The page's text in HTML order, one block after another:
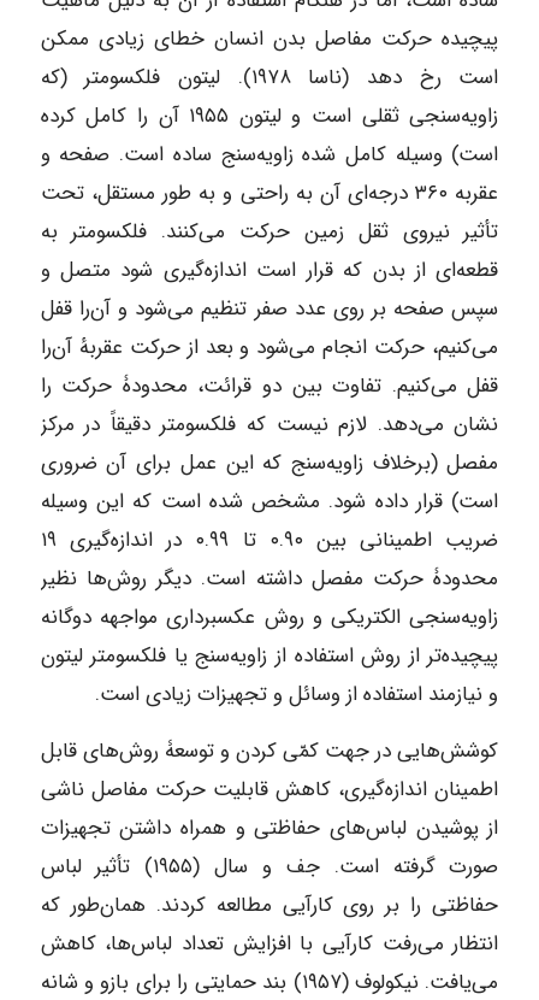
پیچیده حرکت مفاصل بدن انسان خطای زیادی ممکن
است رخ دهد (ناسا ۱۹۷۸). لیتون فلکسومتر (که
زاویه‌سنجی ثقلی است و لیتون ۱۹۵۵ آن را کامل کرده
است) وسیله کامل شده زاویه‌سنج ساده است. صفحه و
عقربه ۳۶۰ درجه‌ای آن به راحتی و به طور مستقل، تحت
تأثیر نیروی ثقل زمین حرکت می‌کنند. فلکسومتر به
قطعه‌ای از بدن که قرار است اندازه‌گیری شود متصل و
سپس صفحه بر روی عدد صفر تنظیم می‌شود و آن‌را قفل
می‌کنیم، حرکت انجام می‌شود و بعد از حرکت عقربهٔ آن‌را
قفل می‌کنیم. تفاوت بین دو قرائت، محدودۀ حرکت را
نشان می‌دهد. لازم نیست که فلکسومتر دقیقاً در مرکز
مفصل (برخلاف زاویه‌سنج که این عمل برای آن ضروری
است) قرار داده شود. مشخص شده است که این وسیله
ضریب اطمینانی بین ۰.۹۰ تا ۰.۹۹ در اندازه‌گیری ۱۹
محدودۀ حرکت مفصل داشته است. دیگر روش‌ها نظیر
زاویه‌سنجی الکتریکی و روش عکسبرداری مواجهه دوگانه
پیچیده‌تر از روش استفاده از زاویه‌سنج یا فلکسومتر لیتون
و نیازمند استفاده از وسائل و تجهیزات زیادی است.
کوشش‌هایی در جهت کمّی کردن و توسعۀ روش‌های قابل
اطمینان اندازه‌گیری، کاهش قابلیت حرکت مفاصل ناشی
از پوشیدن لباس‌های حفاظتی و همراه داشتن تجهیزات
صورت گرفته است. جف و سال (۱۹۵۵) تأثیر لباس
حفاظتی را بر روی کارآیی مطالعه کردند. همان‌طور که
انتظار می‌رفت کارآیی با افزایش تعداد لباس‌ها، کاهش
می‌یافت. نیکولوف (۱۹۵۷) بند حمایتی را برای بازو و شانه